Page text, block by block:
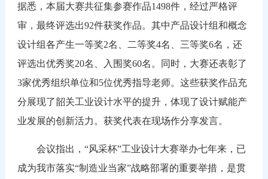
据悉，本届大赛共征集参赛作品1498件，经过严格评
审，最终评选出92件获奖作品。其中产品设计组和概念
设计组各产生一等奖2名、二等奖4名、三等奖6名，还
评选出优秀奖20名、入围奖60名。同时，大赛还表彰了
3家优秀组织单位和5位优秀指导老师。这些获奖作品充
分展现了韶关工业设计水平的提升，体现了设计赋能产
业发展的创新活力。获奖代表在现场作分享发言。
会议指出，“风采杯”工业设计大赛举办七年来，已
成为我市落实“制造业当家”战略部署的重要举措，是贯